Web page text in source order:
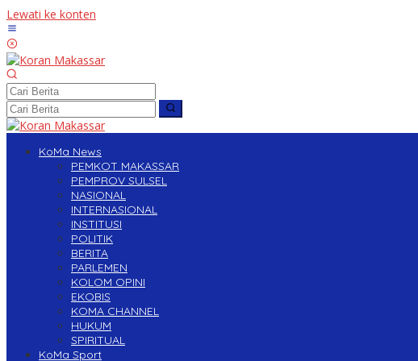
Lewati ke konten
KoMa News
PEMKOT MAKASSAR
PEMPROV SULSEL
NASIONAL
INTERNASIONAL
INSTITUSI
POLITIK
BERITA
PARLEMEN
KOLOM OPINI
EKOBIS
KOMA CHANNEL
HUKUM
SPIRITUAL
KoMa Sport